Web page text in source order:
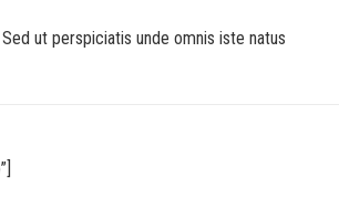
Sed ut perspiciatis unde omnis iste natus